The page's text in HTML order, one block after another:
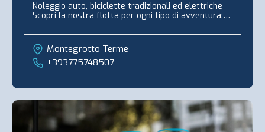
Noleggio auto, biciclette tradizionali ed elettriche ​
Scopri la nostra flotta per ogni tipo di avventura:​■
Montegrotto Terme
+393775748507